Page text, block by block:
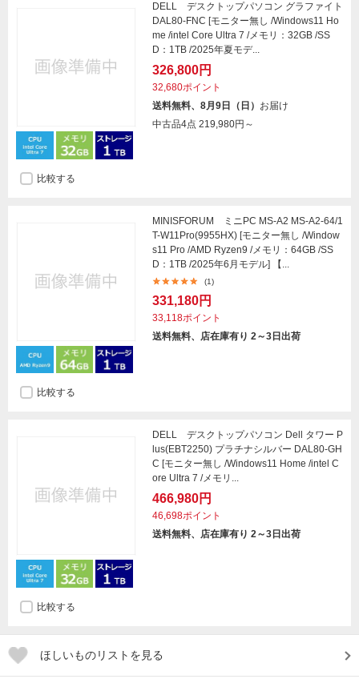
DELL デスクトップパソコン グラファイト
DAL80-FNC [モニター無し /Windows11 Ho
me /intel Core Ultra 7 /メモリ：32GB /SS
D：1TB /2025年夏モデ...
326,800円
32,680ポイント
送料無料、8月9日（日） お届け
中古品4点 219,980円～
比較する
MINISFORUM ミニPC MS-A2 MS-A2-64/1
T-W11Pro(9955HX) [モニター無し /Window
s11 Pro /AMD Ryzen9 /メモリ：64GB /SS
D：1TB /2025年6月モデル] 【...
(1)
331,180円
33,118ポイント
送料無料、店在庫有り 2～3日出荷
比較する
DELL デスクトップパソコン Dell タワー P
lus(EBT2250) プラチナシルバー DAL80-GH
C [モニター無し /Windows11 Home /intel C
ore Ultra 7 /メモリ...
466,980円
46,698ポイント
送料無料、店在庫有り 2～3日出荷
比較する
ほしいものリストを見る